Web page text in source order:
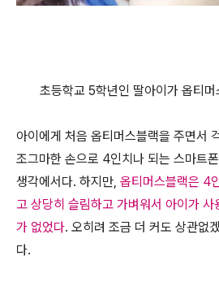
초등학교 5학년인 딸아이가 옵티
아이에게 처음 옵티머스블랙을 주면서
조그마한 손으로 4인치나 되는 스마트
생각에서다. 하지만, 옵티머스블랙은 4
고 상당히 슬림하고 가벼워서 아이가 사
가 없었다. 오히려 조금 더 커도 상관없
다.